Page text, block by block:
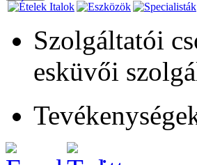
Szolgáltatói
esküvői